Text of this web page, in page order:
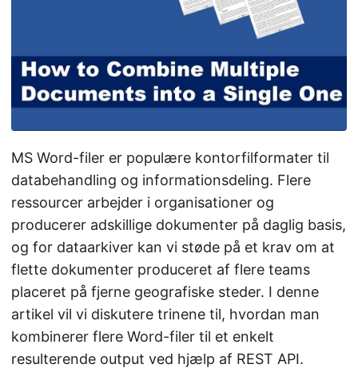
MS Word-filer er populære kontorfilformater til
databehandling og informationsdeling. Flere
ressourcer arbejder i organisationer og
producerer adskillige dokumenter på daglig basis,
og for dataarkiver kan vi støde på et krav om at
flette dokumenter produceret af flere teams
placeret på fjerne geografiske steder. I denne
artikel vil vi diskutere trinene til, hvordan man
kombinerer flere Word-filer til et enkelt
resulterende output ved hjælp af REST API.